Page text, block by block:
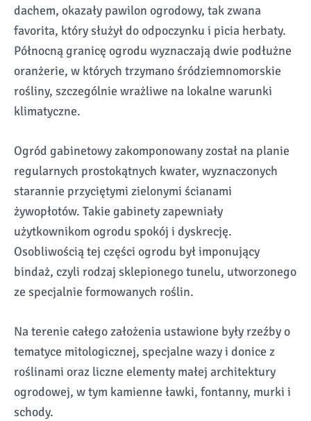
dachem, okazały pawilon ogrodowy, tak zwana
favorita, który służył do odpoczynku i picia herbaty.
Północną granicę ogrodu wyznaczają dwie podłużne
oranżerie, w których trzymano śródziemnomorskie
rośliny, szczególnie wrażliwe na lokalne warunki
klimatyczne.
Ogród gabinetowy zakomponowany został na planie
regularnych prostokątnych kwater, wyznaczonych
starannie przyciętymi zielonymi ścianami
żywopłotów. Takie gabinety zapewniały
użytkownikom ogrodu spokój i dyskrecję.
Osobliwością tej części ogrodu był imponujący
bindaż, czyli rodzaj sklepionego tunelu, utworzonego
ze specjalnie formowanych roślin.
Na terenie całego założenia ustawione były rzeźby o
tematyce mitologicznej, specjalne wazy i donice z
roślinami oraz liczne elementy małej architektury
ogrodowej, w tym kamienne ławki, fontanny, murki i
schody.